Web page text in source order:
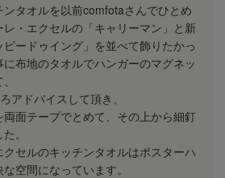
タオルを以前comfotaさんでひとめ
・エクセルの「キャリーマン」と新
ードゥイング」を並べて飾りたかっ
布地のタオルでハンガーのマグネッ
アドバイスして頂き、
面テープでとめて、その上から細釘
。
クセルのキッチンタオルはポスターハ
空間になっています。